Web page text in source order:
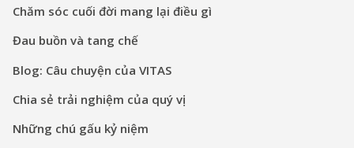
Chăm sóc cuối đời mang lại điều gì
Đau buồn và tang chế
Blog: Câu chuyện của VITAS
Chia sẻ trải nghiệm của quý vị
Những chú gấu kỷ niệm